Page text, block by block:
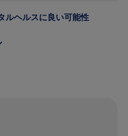
ルヘルスに良い可能性